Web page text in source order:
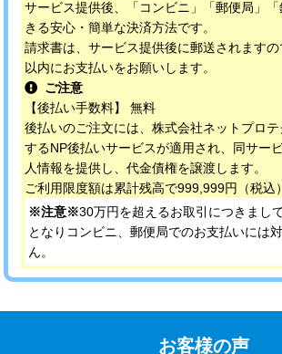
サービス提供後、「コンビニ」「郵便局」
きる安心・簡単な決済方法です。
請求書は、サービス提供後に郵送されます
以内にお支払いをお願いします。
ご注意
【後払い手数料】 無料
後払いのご注文には、株式会社ネットプロ
するNP後払いサービスが適用され、同サー
人情報を提供し、代金債権を譲渡します。
ご利用限度額は累計残高で999,999円（税込
※注意※30万円を超えるお取引につきまし
となりコンビニ、郵便局でのお支払いには
ん。
お客様の声